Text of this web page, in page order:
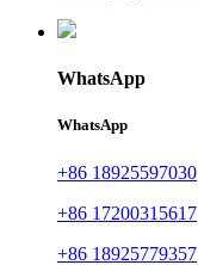
WhatsApp
WhatsApp
+86 18925597030
+86 17200315617
+86 18925779357